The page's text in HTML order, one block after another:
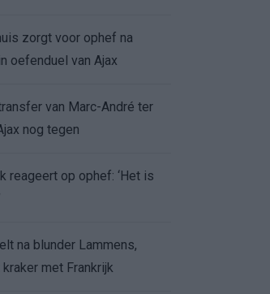
zorgt voor ophef na
oefenduel van Ajax
van Marc-André ter
nog tegen
reageert op ophef: ‘Het is
na blunder Lammens,
met Frankrijk